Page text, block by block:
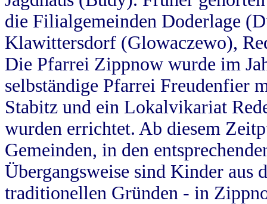
die Filialgemeinden Doderlage
Klawittersdorf (Glowaczewo),
Die Pfarrei Zippnow wurde im
selbständige Pfarrei Freudenfier
Stabitz und ein Lokalvikariat
wurden errichtet. Ab diesem
Gemeinden, in den
Übergangsweise sind Kinder aus
traditionellen Gründen - in